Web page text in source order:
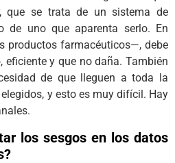
que se trata de un sistema de
de uno que aparenta serlo. En
productos farmacéuticos—, debe
eficiente y que no daña. También
de que lleguen a toda la
y esto es muy difícil. Hay
los sesgos en los datos